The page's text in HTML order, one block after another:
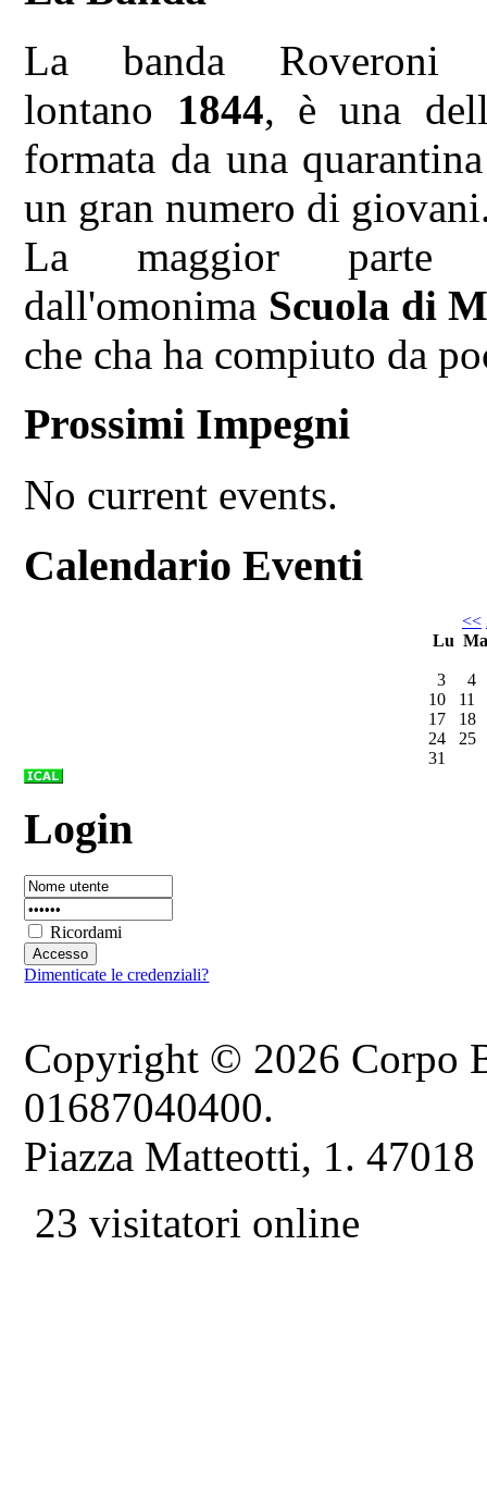
La banda Roveroni
lontano 1844, è una
formata da una
un gran numero di
La maggior parte
dall'omonima Scuola di
che cha ha compiuto da
Prossimi Impegni
No current events.
Calendario Eventi
<<
Lu
3
4
10
11
17
18
24
25
31
Login
Ricordami
Dimenticate le credenziali?
Copyright © 2026 Corpo
01687040400.
Piazza Matteotti, 1.
23 visitatori online